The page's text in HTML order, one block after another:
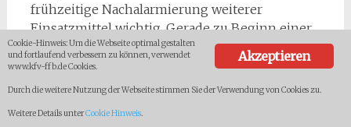
frühzeitige Nachalarmierung weiterer
Einsatzmittel wichtig. Gerade zu Beginn einer
Einsatzlage prasseln verschiedene
Informationen auf einen Einsatzleiter ein die
er ordnen und systematisch bewerten muss. In
durch einen Mangel an Einsatzmitteln aus, da
Akzeptieren
Cookie-Hinweis: Um die Webseite optimal gestalten
und fortlaufend verbessern zu können, verwendet
www.kfv-ffb.de Cookies.
Durch die weitere Nutzung der Webseite stimmen Sie der Verwendung von Cookies zu.
Weitere Details unterCookie Hinweis.